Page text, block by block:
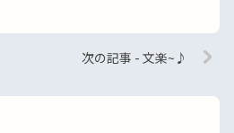
次の記事 - 文楽~♪